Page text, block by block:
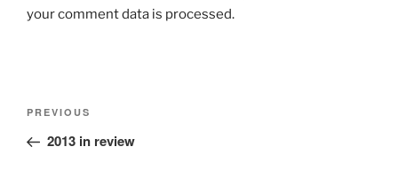
your comment data is processed.
Post
Previous
Post
PREVIOUS
2013 in review